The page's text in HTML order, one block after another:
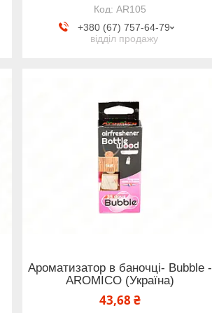
AR105
+380 (67) 757-64-79
відділ продажу
Ароматизатор в баночці- Bubble -
AROMICO (Україна)
43,68 ₴